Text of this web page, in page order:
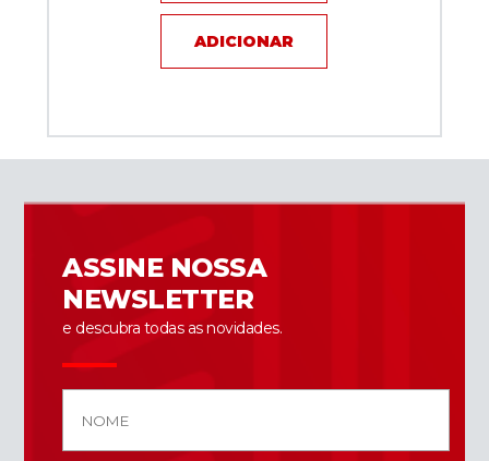
ADICIONAR
ASSINE NOSSA
NEWSLETTER
e descubra todas as novidades.